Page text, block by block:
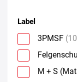
Label
3PMSF
M + S